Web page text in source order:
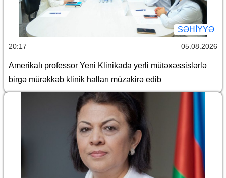
SƏHIYYƏ
20:17 05.08.2026
Amerikalı professor Yeni Klinikada yerli mütəxəssislərlə
birgə mürəkkəb klinik halları müzakirə edib